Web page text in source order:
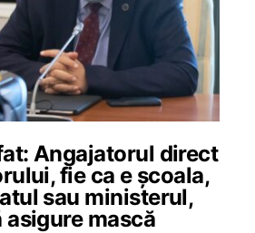
Angajatorul direct
fie ca e școala,
sau ministerul,
asigure mască